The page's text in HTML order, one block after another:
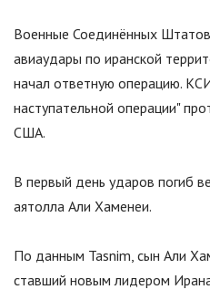
Военные Соединённых
авиаудары по иранской
начал ответную операцию.
наступательной операции"
США.
В первый день ударов погиб
аятолла Али Хаменеи.
По данным Tasnim, сын Али
ставший новым лидером